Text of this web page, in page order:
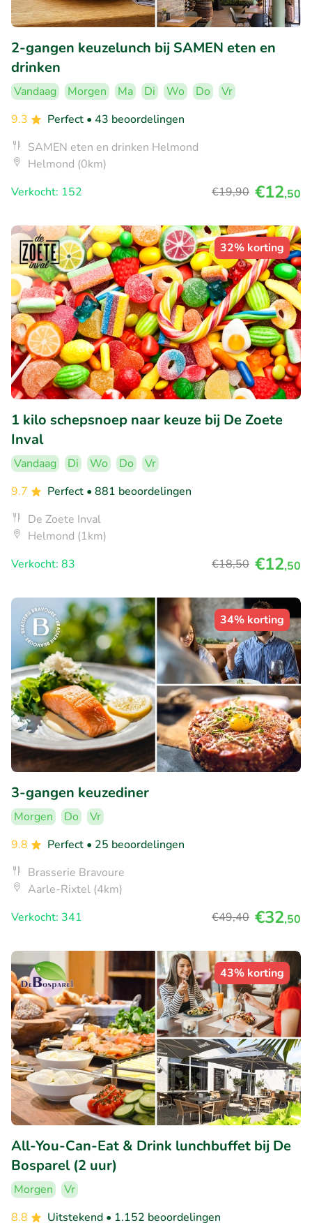
2-gangen keuzelunch bij SAMEN eten en
drinken
Vandaag Morgen Ma Di Wo Do
Vr
9.3
Perfect • 43 beoordelingen
SAMEN eten en drinken Helmond
Helmond (0km)
Verkocht: 152
€19,90 €12,50
32% korting
1 kilo schepsnoep naar keuze bij De Zoete
Inval
Vandaag Di Wo Do
Vr
9.7
Perfect • 881 beoordelingen
De Zoete Inval
Helmond (1km)
Verkocht: 83
€18,50 €12,50
34% korting
3-gangen keuzediner
Morgen Do
Vr
9.8
Perfect • 25 beoordelingen
Brasserie Bravoure
Aarle-Rixtel (4km)
Verkocht: 341
€49,40 €32,50
43% korting
All-You-Can-Eat & Drink lunchbuffet bij De
Bosparel (2 uur)
Morgen
Vr
8.8
Uitstekend • 1.152 beoordelingen